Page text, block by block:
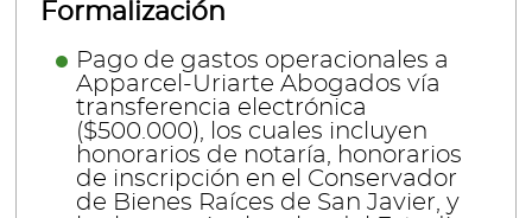
Formalización
Pago de gastos operacionales a
Apparcel-Uriarte Abogados vía
transferencia electrónica
($500.000), los cuales incluyen
honorarios de notaría, honorarios
de inscripción en el Conservador
de Bienes Raíces de San Javier, y